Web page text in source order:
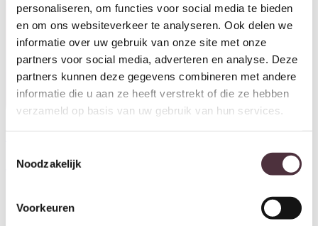
personaliseren, om functies voor social media te bieden
en om ons websiteverkeer te analyseren. Ook delen we
informatie over uw gebruik van onze site met onze
partners voor social media, adverteren en analyse. Deze
partners kunnen deze gegevens combineren met andere
informatie die u aan ze heeft verstrekt of die ze hebben
verzameld op basis van uw gebruik van hun services.
Noodzakelijk
Voorkeuren
100x40x128 cm grenen
749,00